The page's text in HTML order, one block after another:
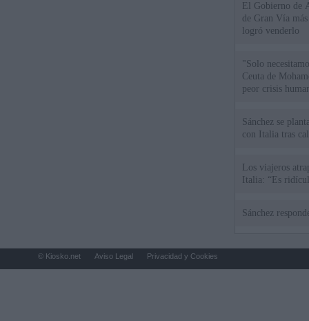
El Gobierno de
de Gran Vía
logró venderlo
"Solo
Ceuta de
peor crisis
Sánchez se
con Italia tras
Los viajeros
Italia: “Es
Sánchez
© Kiosko.net Aviso Legal Privacidad y Cookies